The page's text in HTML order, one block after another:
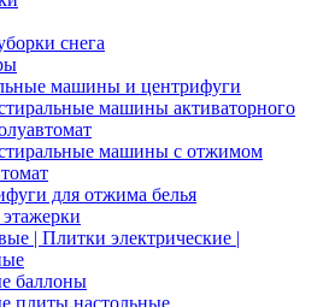
снега
машины и центрифуги
машины активаторного
машины с отжимом
для отжима белья
| Плитки электрические |
баллоны
плиты настольные